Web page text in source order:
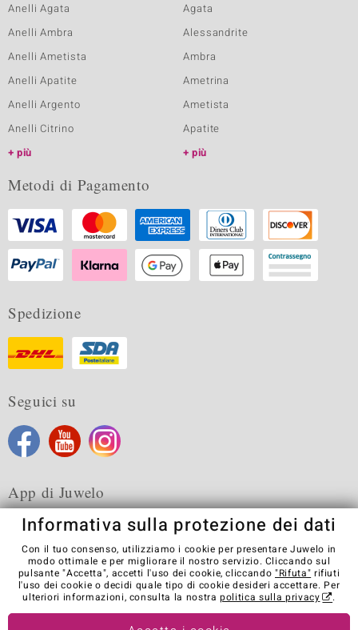
Anelli Agata
Anelli Ambra
Anelli Ametista
Anelli Apatite
Anelli Argento
Anelli Citrino
più
Agata
Alessandrite
Ambra
Ametrina
Ametista
Apatite
più
Metodi di Pagamento
Spedizione
Seguici su
App di Juwelo
Condizioni generali di vendita Informativa Privacy
Cookies
Note legali
Contatti
Recedere dal contratto
Visit our stores in other countries:
Informativa sulla protezione dei dati
Con il tuo consenso, utilizziamo i cookie per presentare Juwelo in
modo ottimale e per migliorare il nostro servizio. Cliccando sul
pulsante "Accetta", accetti l'uso dei cookie, cliccando "Rifuta" rifiuti
l'uso dei cookie o decidi quale tipo di cookie desideri accettare. Per
ulteriori informazioni, consulta la nostrapolitica sulla privacy .